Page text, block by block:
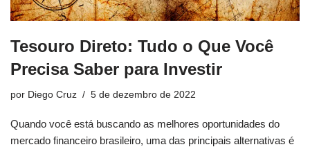
Tesouro Direto: Tudo o Que Você
Precisa Saber para Investir
por Diego Cruz 5 de dezembro de 2022
Quando você está buscando as melhores oportunidades do
mercado financeiro brasileiro, uma das principais alternativas é